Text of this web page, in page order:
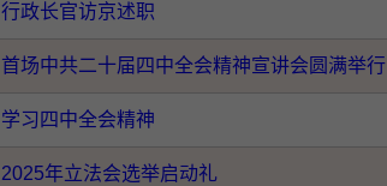
行政长官访京述职
首场中共二十届四中全会精神宣讲会圆满举行
学习四中全会精神
2025年立法会选举启动礼